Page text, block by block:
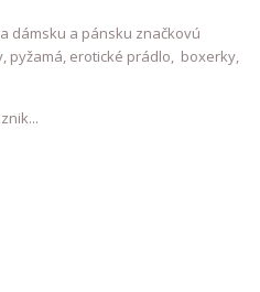
dámsku a pánsku značkovú
pyžamá, erotické prádlo, boxerky,